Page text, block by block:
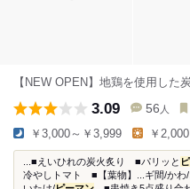
【NEW OPEN】地鶏を使用した
3.09 56 人
￥3,000～￥3,999 ￥
...■えいひれの炭火炙り ■パリッと
冷やしトマト ■【葉物】...ギ間/かわ/